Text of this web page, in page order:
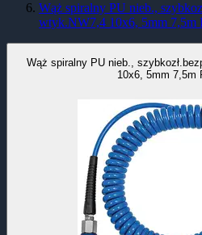
Wąż spiralny PU nieb.,
wtyk.NW7,4 10x6, 5mm 7,5m
Wąż spiralny PU nieb.,
10x6, 5mm 7,5m